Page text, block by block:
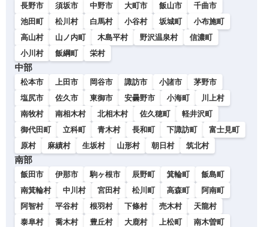
長野市 須坂市 中野市 大町市 飯山市
千曲市
池田町
松川村 白馬村 小谷村 坂城町
小布施町
高山村
山ノ内町 木島平村 野沢温泉村
信濃町
小川村
飯綱町 栄村
中部
松本市 上田市 岡谷市 諏訪市 小諸市
茅野市
塩尻市
佐久市 東御市 安曇野市 小海町
川上村
南牧村
南相木村 北相木村 佐久穂町
軽井沢町
御代田町
立科町 青木村 長和町 下諏訪町
富士見町
原村
麻績村 生坂村 山形村 朝日村 筑北村
南部
飯田市 伊那市 駒ヶ根市 辰野町 箕輪町
飯島町
南箕輪村
中川村 宮田村 松川町 高森町
阿南町
阿智村
平谷村 根羽村 下條村 売木村
天龍村
泰阜村
喬木村 豊丘村 大鹿村 上松町
南木曽町